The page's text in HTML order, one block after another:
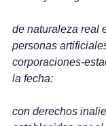
de naturaleza real
personas
corporaciones-
la fecha:
con derechos